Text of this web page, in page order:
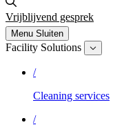
Vrijblijvend gesprek
Menu Sluiten
Facility Solutions
/
Cleaning services
/